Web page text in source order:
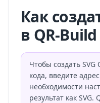
Как
в QR-Build
Чтобы создать SVG
кода, введите
необходимости
результат как